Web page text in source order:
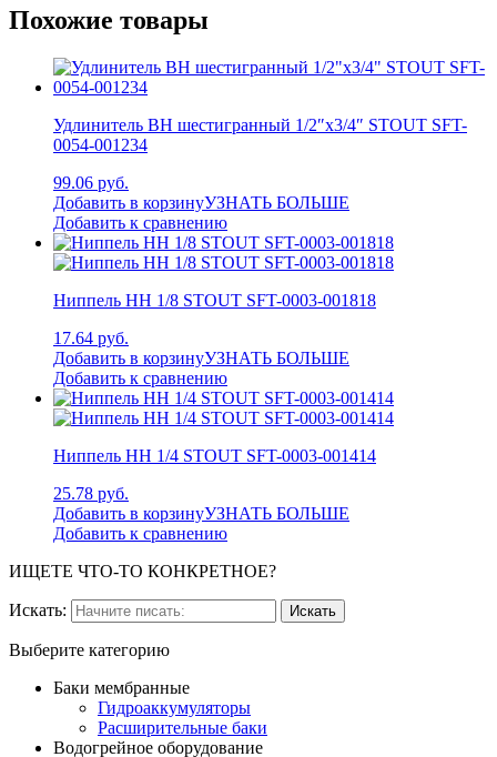
Похожие товары
Удлинитель ВН шестигранный 1/2″x3/4″ STOUT SFT-
0054-001234
99.06 руб.
Добавить в корзинуУЗНАТЬ БОЛЬШЕ
Добавить к сравнению
Ниппель НН 1/8 STOUT SFT-0003-001818
17.64 руб.
Добавить в корзинуУЗНАТЬ БОЛЬШЕ
Добавить к сравнению
Ниппель НН 1/4 STOUT SFT-0003-001414
25.78 руб.
Добавить в корзинуУЗНАТЬ БОЛЬШЕ
Добавить к сравнению
ИЩЕТЕ ЧТО-ТО КОНКРЕТНОЕ?
Искать:
Выберите категорию
Баки мембранные
Гидроаккумуляторы
Расширительные баки
Водогрейное оборудование